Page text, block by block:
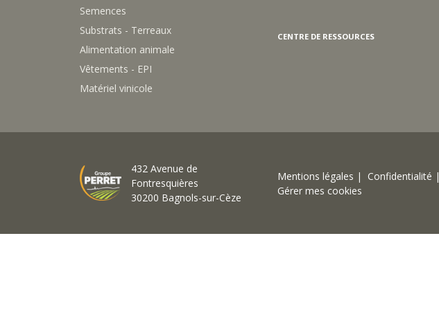
Substrats - Terreaux
Alimentation animale
Vêtements - EPI
Matériel vinicole
30200 Bagnols-sur-Cèze